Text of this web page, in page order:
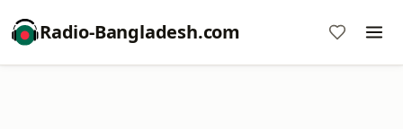
Radio-Bangladesh.com